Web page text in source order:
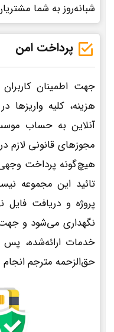
شبانه‌روز به شما
پرداخت امن
جهت اطمینان
هزینه، کلیه
آنلاین به حساب
مجوزهای قانونی لازم
هیچ‌گونه پرداخت
تائید این مجموعه
پروژه و دریافت
نگهداری می‌شود و
خدمات ارائه‌شده،
حق‌الزحمه مترجم